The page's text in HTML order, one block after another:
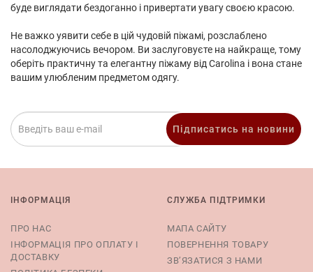
буде виглядати бездоганно і привертати увагу своєю красою.
Не важко уявити себе в цій чудовій піжамі, розслаблено
насолоджуючись вечором. Ви заслуговуєте на найкраще, тому
оберіть практичну та елегантну піжаму від Carolina і вона стане
вашим улюбленим предметом одягу.
Підписатись на новини
ІНФОРМАЦІЯ
ПРО НАС
ІНФОРМАЦІЯ ПРО ОПЛАТУ І
ДОСТАВКУ
СЛУЖБА ПІДТРИМКИ
МАПА САЙТУ
ПОВЕРНЕННЯ ТОВАРУ
ЗВ’ЯЗАТИСЯ З НАМИ